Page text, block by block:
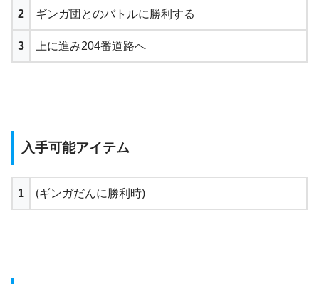
2 ギンガ団とのバトルに勝利する
3 上に進み204番道路へ
入手可能アイテム
1 (ギンガだんに勝利時)